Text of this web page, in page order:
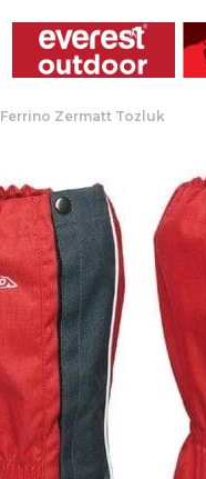
Ferrino Zermatt Tozluk